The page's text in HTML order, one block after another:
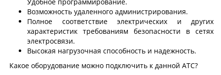
Возможность удаленного администрирования.
Полное соответствие электрических и других
характеристик требованиям безопасности в сетях
электросвязи.
Высокая нагрузочная способность и надежность.
Какое оборудование можно подключить к данной АТС?